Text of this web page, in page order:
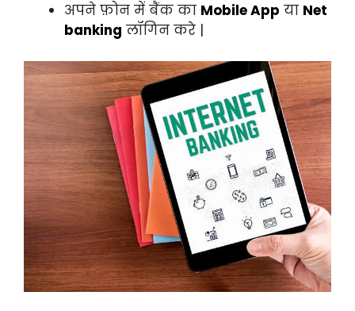
अपने फ़ोन में बैंक का Mobile App या Net
banking लॉगिन करे |